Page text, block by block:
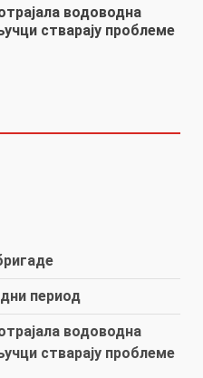
водоводна
стварају проблеме
период
водоводна
стварају проблеме